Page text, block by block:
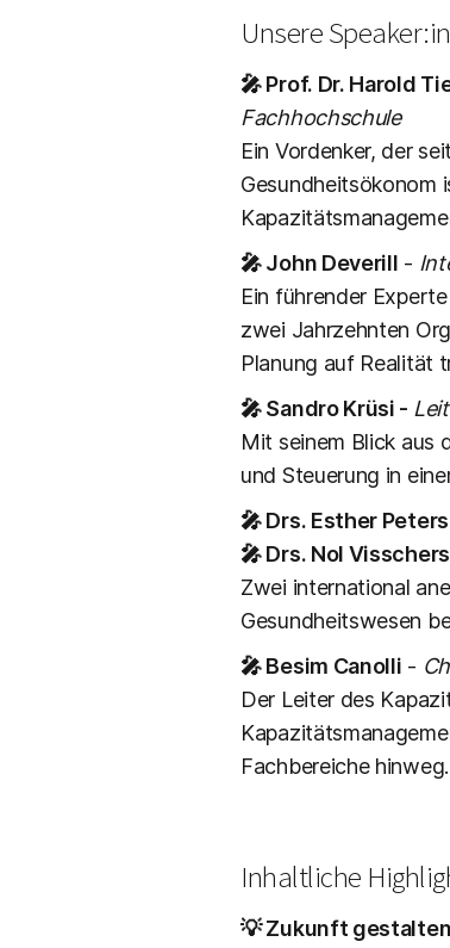
Unsere
🎤 Prof. Dr. Harold
Fachhochschule
Ein Vordenker, der
Gesundheitsökonom
🎤 John Deverill -
Ein führender
zwei Jahrzehnten
Planung auf Realität
🎤 Sandro Krüsi -
Mit seinem Blick aus
und Steuerung in
🎤 Drs. Esther
🎤 Drs. Nol Visschers
Zwei international
Gesundheitswesen
🎤 Besim Canolli -
Der Leiter des
Fachbereiche hinweg.
Inhaltliche
💡 Zukunft